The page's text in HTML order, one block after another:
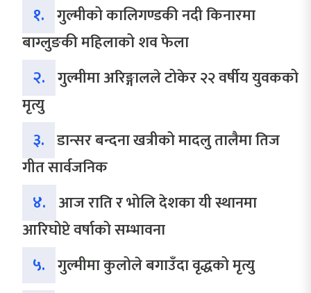
१. गुल्मीको कालिगण्डकी नदी किनारमा
बाग्लुङकी महिलाको शव फेला
२. गुल्मीमा अरिङ्गालले टोकेर २२ वर्षीय युवकको
मृत्यु
३. डान्सर बन्दना खत्रीको मादलु तालैमा तिज
गीत सार्वजनिक
४. आज राति र भोलि देशका यी स्थानमा
आरिघोप्टे वर्षाको सम्भावना
५. गुल्मीमा कुलोले बगाउँदा वृद्धको मृत्यु